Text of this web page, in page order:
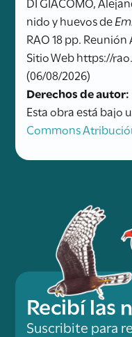
nido y huevos de
RAO 18 pp.
Sitio Web https://
(06/08/2026)
Derechos de autor:
Esta obra está bajo
Commons
Recibí las
Suscribite para